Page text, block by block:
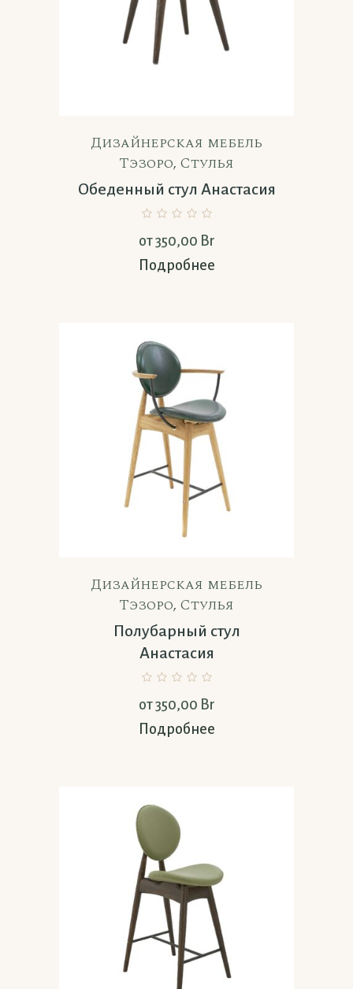
Дизайнерская мебель
Тэзоро, Стулья
Обеденный стул Анастасия
от350,00 Br
Подробнее
Дизайнерская мебель
Тэзоро, Стулья
Полубарный стул
Анастасия
от350,00 Br
Подробнее